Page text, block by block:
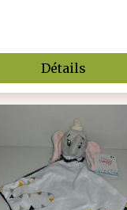
Détails